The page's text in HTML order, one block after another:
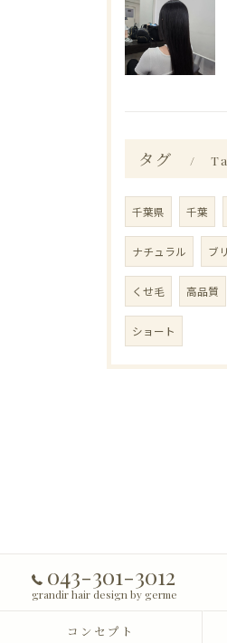
タグ
千葉県 千葉
ナチュラル ブ
くせ毛 高品質
ショート
043-301-3012
grandir hair design by germe
コンセプト